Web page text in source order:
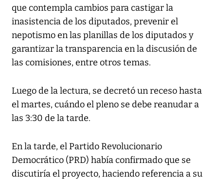
que contempla cambios para castigar la
inasistencia de los diputados, prevenir el
nepotismo en las planillas de los diputados y
garantizar la transparencia en la discusión de
las comisiones, entre otros temas.
Luego de la lectura, se decretó un receso hasta
el martes, cuándo el pleno se debe reanudar a
las 3:30 de la tarde.
En la tarde, el Partido Revolucionario
Democrático (PRD) había confirmado que se
discutiría el proyecto, haciendo referencia a su